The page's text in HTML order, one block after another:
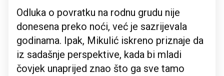
Odluka o povratku na rodnu grudu nije
donesena preko noći, već je sazrijevala
godinama. Ipak, Mikulić iskreno priznaje da
iz sadašnje perspektive, kada bi mladi
čovjek unaprijed znao što ga sve tamo